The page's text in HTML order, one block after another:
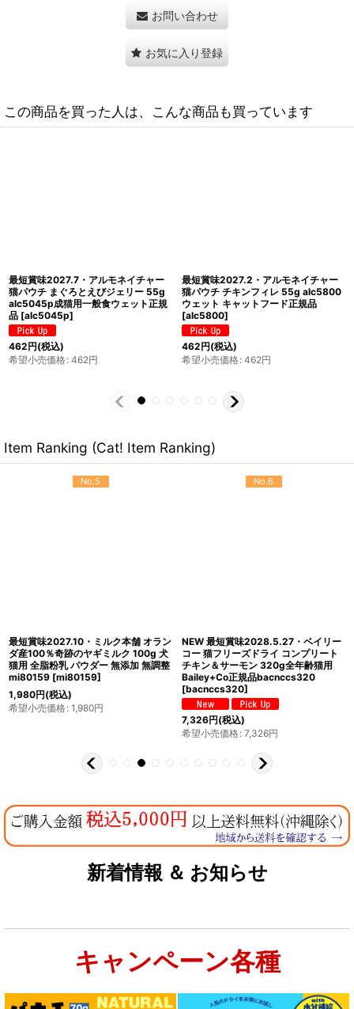
お問い合わせ
お気に入り登録
この商品を買った人は、こんな商品も買っています
最短賞味2028.5・アルモネイチャー
猫 ウェット マグロ、チキンとチーズ
70g缶 alc5080キャットフード正規品
[alc5080]
561円(税込)
希望小売価格: 561円
最短賞味2027.11・アルモネイチャー
猫 ウェット 太平洋まぐろ 70g缶
alc5031 猫用一般食 キャットフード
正規品 [alc5031
561円(税込)
希望小売価格: 561円
Item Ranking (Cat! Item Ranking)
No.5
最短賞味2027.10・ミルク本舗 オラン
ダ産100％奇跡のヤギミルク 100g 犬
猫用 全脂粉乳 パウダー 無添加 無調整
mi80159 [mi80159]
1,980円(税込)
希望小売価格: 1,980円
No.6
NEW 最短賞味2028.5.27・ベイリー
コー 猫フリーズドライ コンプリート
チキン＆サーモン 320g全年齢猫用
Bailey+Co正規品bacnccs320
[bacnccs320]
7,326円(税込)
希望小売価格: 7,326円
新着情報 ＆ お知らせ
キャンペーン各種